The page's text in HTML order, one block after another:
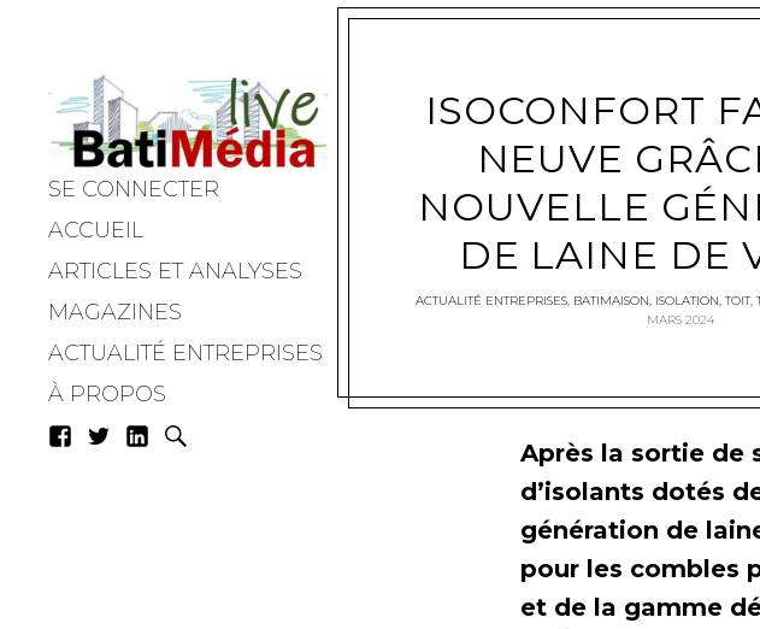
Batimedialive
SE CONNECTER
ACCUEIL
ARTICLES ET ANALYSES
MAGAZINES
ACTUALITÉ ENTREPRISES
À PROPOS
ISOCONFORT
NEUVE
NOUVELLE
DE LAINE DE
ACTUALITÉ ENTREPRISES, BATIMAISON, ISOLATION,TOIT,
MARS 2024
Après la sortie de
d’isolants dotés
génération de
pour les combles
et de la gamme